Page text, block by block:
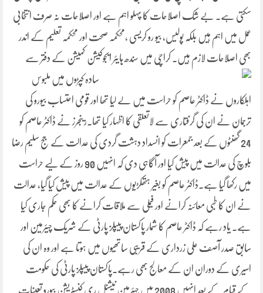
سکتی ہے۔ بے شک اصلاحات کا پہلو اہم ہے اور اصلاحات نہ صرف انتخابی
عمل میں اہم ہیں بلکہ پولیس، بیو رو کریسی ،محکمہ صحت اور محکمہ تعلیم کے اندر
بھی اصلاحات لازم ہیں۔ کراچی میں سندھ ہایئر ایجوکیشن کمیشن کے دفتر سے
سادہ کپڑوں میں ملبوس
اہلکاروں نے ڈاکٹر عاصم کو حراست میں لے لیا تھا اور قومی احتساب بیورو کی
ترجمان نے ان کی گرفتاری سے لاتعلقی کا اظہار کیا تھا۔رینجرز نے ڈاکٹر عاصم کو
24 گھنٹوں کے بعد جمعرات کو انسداد دہشت گردی کی عدالت کے جج سلیم رضا
بلوچ کی عدالت میں پیش کیا اور آگاہی دی کہ انہیں 90 روز کے لیے حراست
میں رکھا گیا ہے۔ڈاکٹر عاصم کو بغیر ہتھکڑیوں کے عدالت میں پیش کیا گیا، عدالت
نے ان کا طبی معائنہ کرانے اور فیملی سے ملاقات کرانے کا بھی حکم جاری کیا
ہے۔ یاد رہے کہ ڈاکٹر عاصم کا شمار پاکستان پیپلز پارٹی کے شریک چیئرمین اور
سابق صدر آصف علی زرداری کے قریبی ساتھیوں میں ہوتا ہے اور وہ ان کی
اسیری کے دوران ان کے معالج بھی رہے۔پاکستان پیپلز پارٹی کی حکومت
کے قیام کے بعد انہیں 2008 میں چیئرمین نیشنل ری کنسٹریشن بیورو تعینات